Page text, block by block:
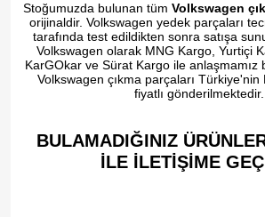
Stoğumuzda bulunan tüm Volkswagen
orijinaldir. Volkswagen yedek parçaları
tarafında test edildikten sonra satışa
Volkswagen olarak MNG Kargo, Yurtiçi
KarGOkar ve Sürat Kargo ile anlaşmamız
Volkswagen çıkma parçaları
fiyatlı gönderilmektedir.
BULAMADIĞINIZ
İLE İLETİŞİME